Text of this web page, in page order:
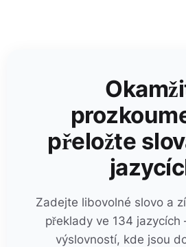
přeložte
Zadejte libovolné slovo a
překlady ve 134 jazycích
výslovností, kde jsou